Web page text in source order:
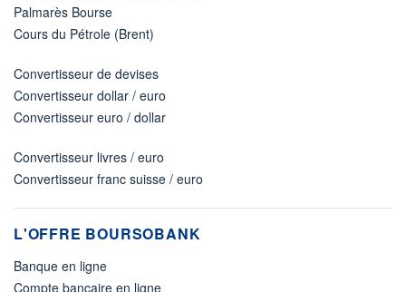
Palmarès Bourse
Cours du Pétrole (Brent)
Convertisseur de devises
Convertisseur dollar / euro
Convertisseur euro / dollar
Convertisseur livres / euro
Convertisseur franc suisse / euro
L'OFFRE BOURSOBANK
Banque en ligne
Compte bancaire en ligne